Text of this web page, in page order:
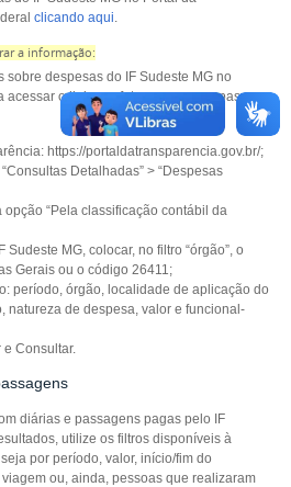
clicando aqui.
a informação:
sobre despesas do IF Sudeste MG no
acessar o link ou efetuar o passo a passo a
https://portaldatransparencia.gov.br/;
Detalhadas” > “Despesas
“Pela classificação contábil da
MG, colocar, no filtro “órgão”, o
Gerais ou o código 26411;
período, órgão, localidade de aplicação do
natureza de despesa, valor e funcional-
e Consultar.
diárias e passagens pagas pelo IF
utilize os filtros disponíveis à
por período, valor, início/fim do
ou, ainda, pessoas que realizaram